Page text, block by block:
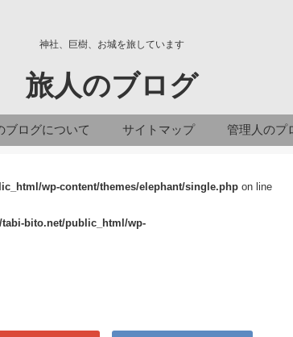
神社、巨樹、お城を旅しています
旅人のブログ
ブログについて サイトマップ 管理人のプ
wp-content/themes/elephant/single.php on line
bito.net/public_html/wp-